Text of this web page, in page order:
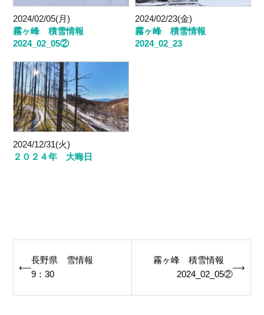
2024/02/05(月)
霧ヶ峰 積雪情報
2024_02_05②
2024/02/23(金)
霧ヶ峰 積雪情報
2024_02_23
2024/12/31(火)
２０２４年 大晦日
navigation
⟵
長野県 雪情報
9：30
霧ヶ峰 積雪情報
2024_02_05②
⟶